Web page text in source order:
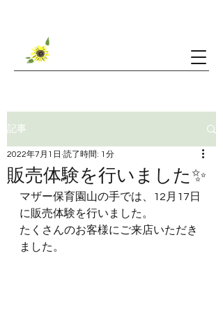
記事
販売体験を行いました✨
2022年7月1日 読了時間: 1分
マザー保育園山の手では、12月17日
に販売体験を行いました。
​たくさんのお客様にご来店いただき
ました。